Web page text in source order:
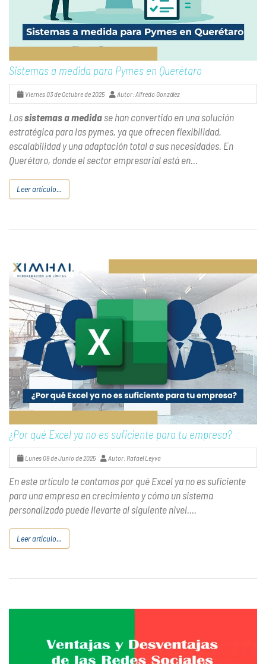
Sistemas a medida para Pymes en Querétaro
Viernes 03 de Octubre de 2025 Autor: Alfredo González
Lossistemas a medidase han convertido en una solución
estratégica para las pymes, ya que ofrecen flexibilidad,
escalabilidad y una adaptación total a sus necesidades. En
Querétaro, donde el sector empresarial está en...
Leer artículo...
¿Por qué Excel ya no es suficiente para tu empresa?
Lunes 09 de Junio de 2025 Autor: Rafael Leyva
En este artículo te contamos por qué Excel ya no es suficiente
para una empresa en crecimiento y cómo un sistema
personalizado puede llevarte al siguiente nivel....
Leer artículo...